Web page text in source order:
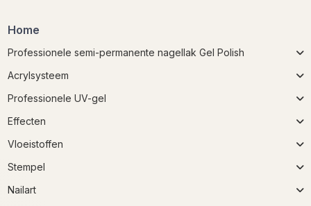
Home
Professionele semi-permanente nagellak Gel Polish
Acrylsysteem
Professionele UV-gel
Effecten
Vloeistoffen
Stempel
Nailart